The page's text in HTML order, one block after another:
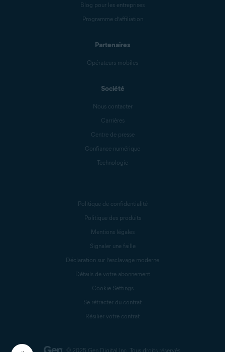
Blog pour les entreprises
Programme d’affiliation
Partenaires
Opérateurs mobiles
Société
Nous contacter
Carrières
Centre de presse
Confiance numérique
Technologie
© 2025 Gen Digital Inc. Tous droits réservés.
Politique de confidentialité
Politique des produits
Mentions légales
Signaler une faille
Déclaration sur l’esclavage moderne
Détails de votre abonnement
Cookie Settings
Se rétracter du contrat
Résilier votre contrat